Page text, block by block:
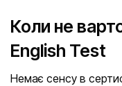
Коли не
English Test
Немає сенсу в